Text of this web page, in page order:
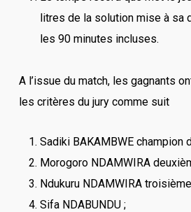
litres de la solution mise à sa
les 90 minutes incluses.
A l’issue du match, les gagnants
les critères du jury comme suit
Sadiki BAKAMBWE champion
Morogoro NDAMWIRA
Ndukuru NDAMWIRA
Sifa NDABUNDU ;